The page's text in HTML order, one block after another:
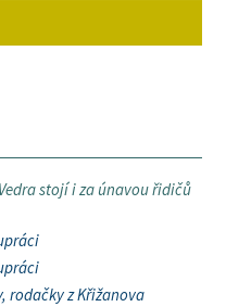
Vedra stojí i za únavou řidičů
rodačky z Křižanova